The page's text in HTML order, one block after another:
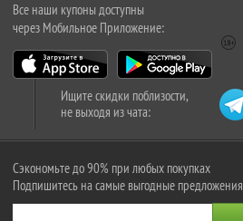
Все наши купоны доступны
через Мобильное Приложение:
Ищите скидки поблизости,
не выходя из чата:
Сэкономьте до 90% при любых покупках
Подпишитесь на самые выгодные предложения